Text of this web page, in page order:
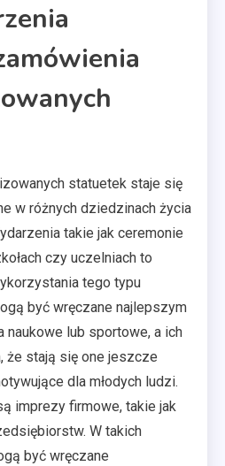
statuetek staje się
w różnych dziedzinach życia
takie jak ceremonie
czy uczelniach to
tego typu
być wręczane najlepszym
naukowe lub sportowe, a ich
że stają się one jeszcze
dla młodych ludzi.
imprezy firmowe, takie jak
W takich
być wręczane